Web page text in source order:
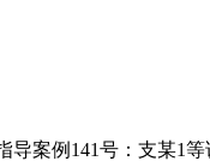
案例141号：支某1等